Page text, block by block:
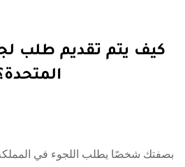
كيف يتم تقديم طلب
بصفتك شخصًا يطلب اللجوء في